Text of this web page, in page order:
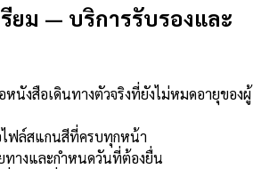
ยม — บริการรับรองและ
นังสือเดินทางตัวจริงที่ยังไม่หมดอายุของผู้
ไฟล์สแกนสีที่ครบทุกหน้า
างและกำหนดวันที่ต้องยื่น